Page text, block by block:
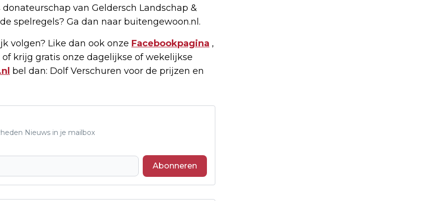
van Geldersch Landschap &
spelregels? Ga dan naar buitengewoon.nl.
volgen? Like dan ook onze Facebookpagina ,
of krijg gratis onze dagelijkse of wekelijkse
bel dan: Dolf Verschuren voor de prijzen en
Nieuws in je mailbox
Abonneren